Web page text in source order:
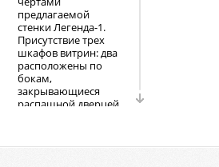
предлагаемой
стенки Легенда-1.
Присутствие трех
шкафов витрин: два
расположены по
бокам,
закрывающиеся
распашной дверцей